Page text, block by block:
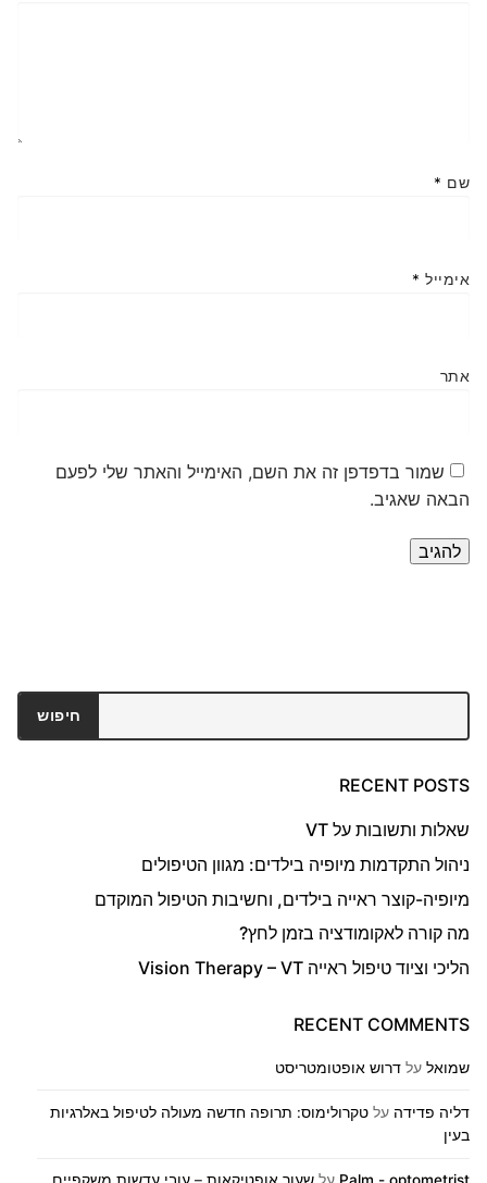
שם *
אימייל *
אתר
שמור בדפדפן זה את השם, האימייל והאתר שלי לפעם
הבאה שאגיב.
חיפוש
RECENT POSTS
שאלות ותשובות על VT
ניהול התקדמות מיופיה בילדים: מגוון הטיפולים
מיופיה-קוצר ראייה בילדים, וחשיבות הטיפול המוקדם
מה קורה לאקומודציה בזמן לחץ?
הליכי וציוד טיפול ראייה Vision Therapy – VT
RECENT COMMENTS
שמואל על דרוש אופטומטריסט
דליה פדידה על טקרולימוס: תרופה חדשה מעולה לטיפול באלרגיות
בעין